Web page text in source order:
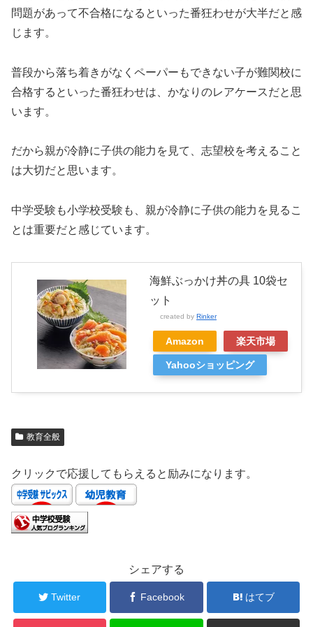
問題があって不合格になるといった番狂わせが大半だと感
じます。
普段から落ち着きがなくペーパーもできない子が難関校に
合格するといった番狂わせは、かなりのレアケースだと思
います。
だから親が冷静に子供の能力を見て、志望校を考えること
は大切だと思います。
中学受験も小学校受験も、親が冷静に子供の能力を見るこ
とは重要だと感じています。
海鮮ぶっかけ丼の具 10袋セ
ット
created by Rinker
Amazon 楽天市場
Yahooショッピング
教育全般
クリックで応援してもらえると励みになります。
シェアする
Twitter Facebook はてブ